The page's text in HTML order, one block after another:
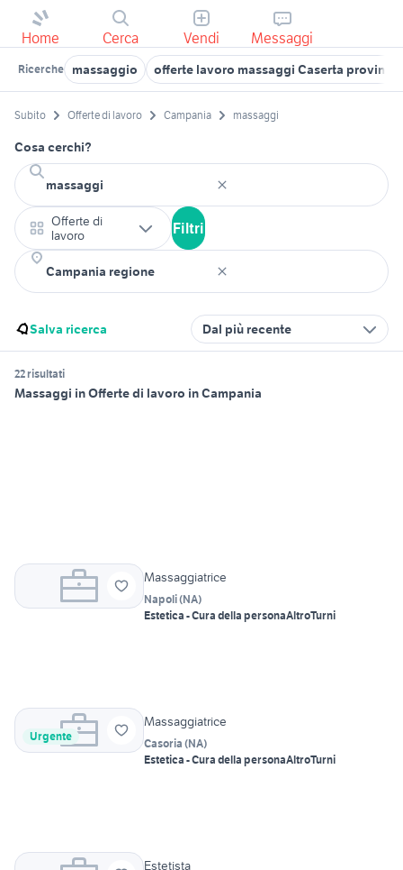
Home Cerca Vendi Messaggi
Ricerche massaggio offerte lavoro massaggi Caserta provincia
Subito Offerte di lavoro Campania massaggi
Cosa cerchi?
Offerte di
lavoro
Filtri
Salva ricerca Dal più recente
22 risultati
Massaggi in Offerte di lavoro in Campania
Massaggiatrice
Napoli(NA)
Estetica - Cura della personaAltroTurni
Urgente
Massaggiatrice
Casoria (NA)
Estetica - Cura della personaAltroTurni
Estetista